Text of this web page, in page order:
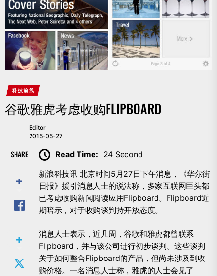
科技前线
谷歌雅虎考虑收购FLIPBOARD
Editor
2015-05-27
SHARE Read Time: 24 Second
新浪科技讯 北京时间5月27日下午消息，《华尔街
日报》援引消息人士的说法称，多家互联网巨头都
已考虑收购新闻阅读应用Flipboard。Flipboard近
期暗示，对于收购谈判持开放态度。
消息人士表示，近几周， 谷歌和雅虎都曾联系
Flipboard，并与该公司进行初步谈判。这些谈判
关于如何整合Flipboard的产品，但尚未涉及到收
购价格。一名消息人士称，雅虎的人士会见了